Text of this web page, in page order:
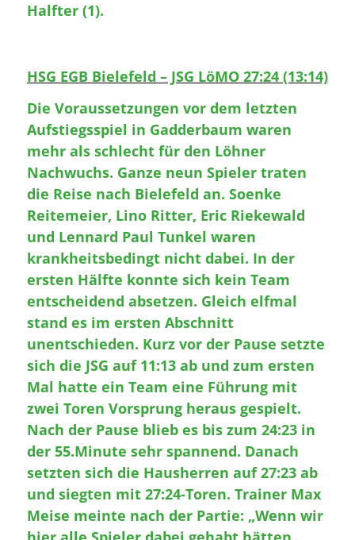
Halfter (1).
HSG EGB Bielefeld – JSG LöMO 27:24 (13:14)
Die Voraussetzungen vor dem letzten
Aufstiegsspiel in Gadderbaum waren
mehr als schlecht für den Löhner
Nachwuchs. Ganze neun Spieler traten
die Reise nach Bielefeld an. Soenke
Reitemeier, Lino Ritter, Eric Riekewald
und Lennard Paul Tunkel waren
krankheitsbedingt nicht dabei. In der
ersten Hälfte konnte sich kein Team
entscheidend absetzen. Gleich elfmal
stand es im ersten Abschnitt
unentschieden. Kurz vor der Pause setzte
sich die JSG auf 11:13 ab und zum ersten
Mal hatte ein Team eine Führung mit
zwei Toren Vorsprung heraus gespielt.
Nach der Pause blieb es bis zum 24:23 in
der 55.Minute sehr spannend. Danach
setzten sich die Hausherren auf 27:23 ab
und siegten mit 27:24-Toren. Trainer Max
Meise meinte nach der Partie: „Wenn wir